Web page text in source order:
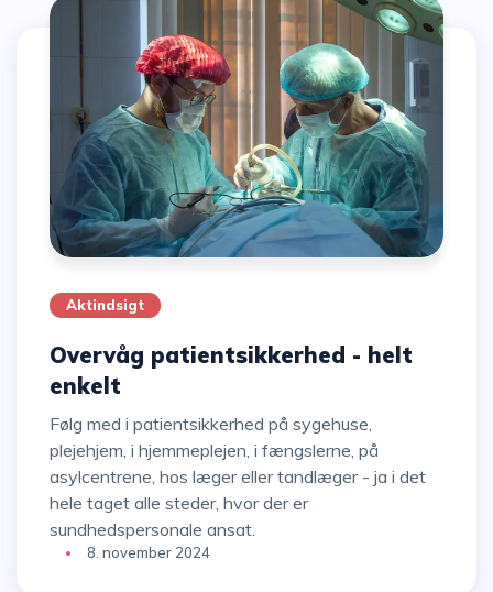
Aktindsigt
Overvåg patientsikkerhed - helt
enkelt
Følg med i patientsikkerhed på sygehuse,
plejehjem, i hjemmeplejen, i fængslerne, på
asylcentrene, hos læger eller tandlæger - ja i det
hele taget alle steder, hvor der er
sundhedspersonale ansat.
8. november 2024